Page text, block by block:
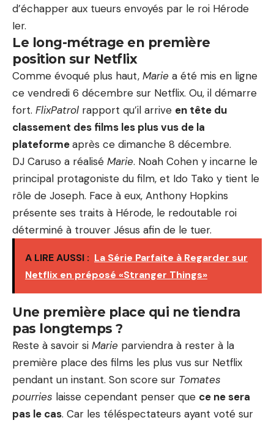
d’échapper aux tueurs envoyés par le roi Hérode
Ier.
Le long-métrage en première
position sur Netflix
Comme évoqué plus haut, Marie a été mis en ligne
ce vendredi 6 décembre sur Netflix. Ou, il démarre
fort. FlixPatrol rapport qu’il arrive en tête du
classement des films les plus vus de la
plateformeaprès ce dimanche 8 décembre.
DJ Caruso a réalisé Marie. Noah Cohen y incarne le
principal protagoniste du film, et Ido Tako y tient le
rôle de Joseph. Face à eux, Anthony Hopkins
présente ses traits à Hérode, le redoutable roi
déterminé à trouver Jésus afin de le tuer.
A LIRE AUSSI : La Série Parfaite à Regarder sur
Netflix en préposé «Stranger Things»
Une première place qui ne tiendra
pas longtemps ?
Reste à savoir si Marie parviendra à rester à la
première place des films les plus vus sur Netflix
pendant un instant. Son score sur Tomates
pourries laisse cependant penser que ce ne sera
pas le cas. Car les téléspectateurs ayant voté sur